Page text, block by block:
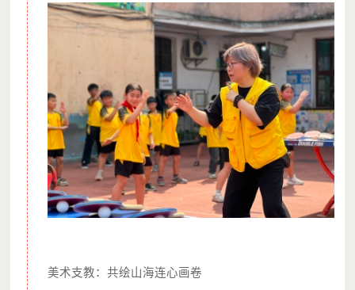
美术支教：共绘山海连心画卷